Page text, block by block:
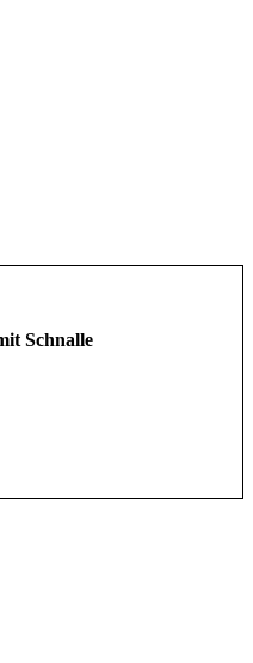
Schnalle